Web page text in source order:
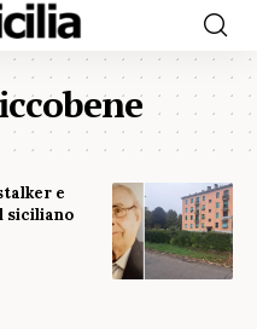
e
siciliano